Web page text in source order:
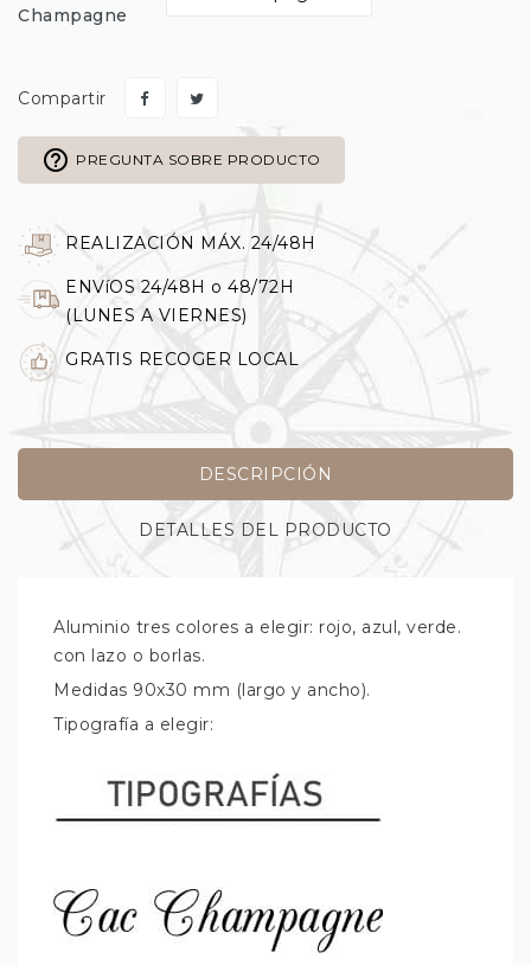
Champagne
Compartir
help_outline PREGUNTA SOBRE PRODUCTO
REALIZACIÓN MÁX. 24/48H
ENVíOS 24/48H o 48/72H
(LUNES A VIERNES)
GRATIS RECOGER LOCAL
DESCRIPCIÓN
DETALLES DEL PRODUCTO
Aluminio tres colores a elegir: rojo, azul, verde.
con lazo o borlas.
Medidas 90x30 mm (largo y ancho).
Tipografía a elegir: